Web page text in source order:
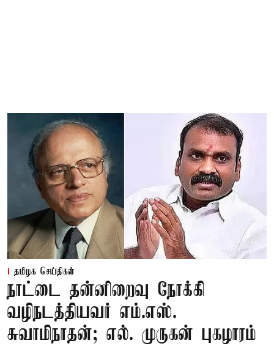
தமிழக செய்திகள்
நாட்டை தன்னிறைவு நோக்கி
வழிநடத்தியவர் எம்.எஸ்.
சுவாமிநாதன்; எல். முருகன் புகழாரம்